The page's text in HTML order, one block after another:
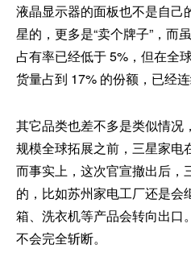
液晶显示器的面板也不是自己
星的，更多是“卖个牌子”，而
占有率已经低于 5%，但在全
货量占到 17% 的份额，已经连
其它品类也差不多是类似情况
规模全球拓展之前，三星家电
而事实上，这次官宣撤出后，
的，比如苏州家电工厂还是会
箱、洗衣机等产品会转向出口
不会完全斩断。